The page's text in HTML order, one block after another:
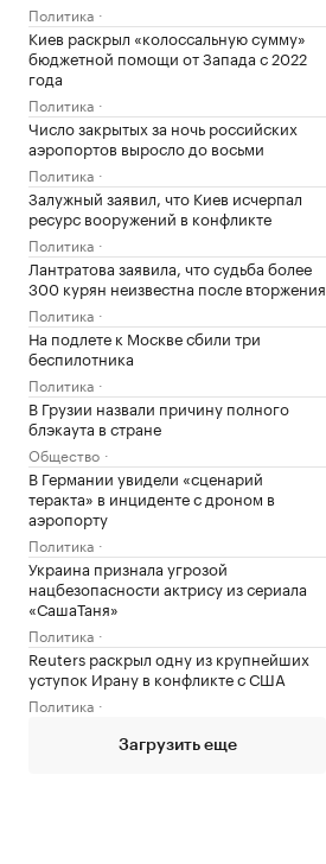
Политика
Киев раскрыл «колоссальную сумму»
бюджетной помощи от Запада с 2022
года
Политика
Число закрытых за ночь российских
аэропортов выросло до восьми
Политика
Залужный заявил, что Киев исчерпал
ресурс вооружений в конфликте
Политика
Лантратова заявила, что судьба более
300 курян неизвестна после вторжения
Политика
На подлете к Москве сбили три
беспилотника
Политика
В Грузии назвали причину полного
блэкаута в стране
Общество
В Германии увидели «сценарий
теракта» в инциденте с дроном в
аэропорту
Политика
Украина признала угрозой
нацбезопасности актрису из сериала
«СашаТаня»
Политика
Reuters раскрыл одну из крупнейших
уступок Ирану в конфликте с США
Политика
Загрузить еще